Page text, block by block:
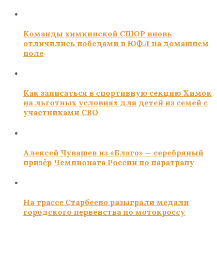
Команды химкинской СШОР вновь
отличились победами в ЮФЛ на домашнем
поле
Как записаться в спортивную секцию Химок
на льготных условиях для детей из семей с
участниками СВО
Алексей Чувашев из «Благо» — серебряный
призёр Чемпионата России по паратрапу
На трассе Старбеево разыграли медали
городского первенства по мотокроссу